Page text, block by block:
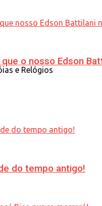
o nosso Edson
do tempo antigo!